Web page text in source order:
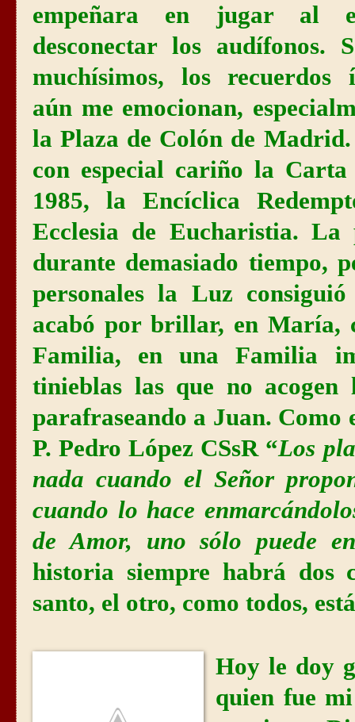
empeñara en jugar al
desconectar los audífonos.
muchísimos, los recuerdos
aún me emocionan,
la Plaza de Colón de
con especial cariño la
1985, la Encíclica
Ecclesia de Eucharistia.
durante demasiado tiempo,
personales la Luz
acabó por brillar, en María,
Familia, en una Familia
tinieblas las que no
parafraseando a Juan. Como
P. Pedro López CSsR “Los
nada cuando el Señor
cuando lo hace
de Amor, uno sólo puede
historia siempre habrá dos
santo, el otro, como todos,
Hoy le doy
quien fue